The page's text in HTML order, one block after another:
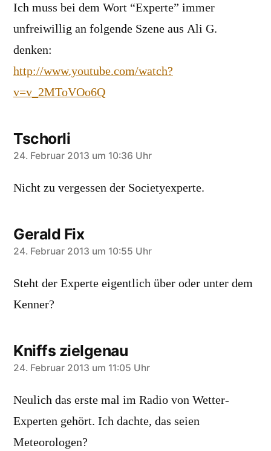
Ich muss bei dem Wort “Experte” immer
unfreiwillig an folgende Szene aus Ali G.
denken:
http://www.youtube.com/watch?
v=v_2MToVOo6Q
Tschorli
sagt:
24. Februar 2013 um 10:36 Uhr
Nicht zu vergessen der Societyexperte.
Gerald Fix
sagt:
24. Februar 2013 um 10:55 Uhr
Steht der Experte eigentlich über oder unter dem
Kenner?
Kniffs zielgenau
sagt:
24. Februar 2013 um 11:05 Uhr
Neulich das erste mal im Radio von Wetter-
Experten gehört. Ich dachte, das seien
Meteorologen?